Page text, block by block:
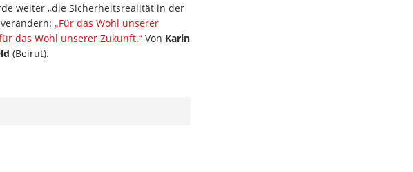
weiter „die Sicherheitsrealität in der
verändern: „Für das Wohl unserer
das Wohl unserer Zukunft.“ Von Karin
(Beirut).